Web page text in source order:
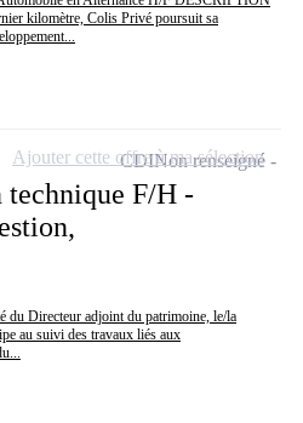
kilomètre, Colis Privé poursuit sa
technique F/H -
du Directeur adjoint du patrimoine, le/la
au suivi des travaux liés aux
CDINon renseigné
Ajouter cette offre à ma sélection